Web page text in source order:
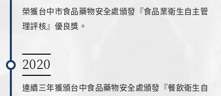
榮獲台中市食品藥物安全處頒發『食品業衛生自主管
理評核』優良獎。
2020
連續三年獲頒台中食品藥物安全處頒發『餐飲衛生自